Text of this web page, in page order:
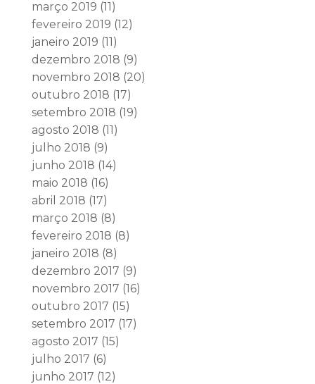
março 2019 (11)
fevereiro 2019 (12)
janeiro 2019 (11)
dezembro 2018 (9)
novembro 2018 (20)
outubro 2018 (17)
setembro 2018 (19)
agosto 2018 (11)
julho 2018 (9)
junho 2018 (14)
maio 2018 (16)
abril 2018 (17)
março 2018 (8)
fevereiro 2018 (8)
janeiro 2018 (8)
dezembro 2017 (9)
novembro 2017 (16)
outubro 2017 (15)
setembro 2017 (17)
agosto 2017 (15)
julho 2017 (6)
junho 2017 (12)